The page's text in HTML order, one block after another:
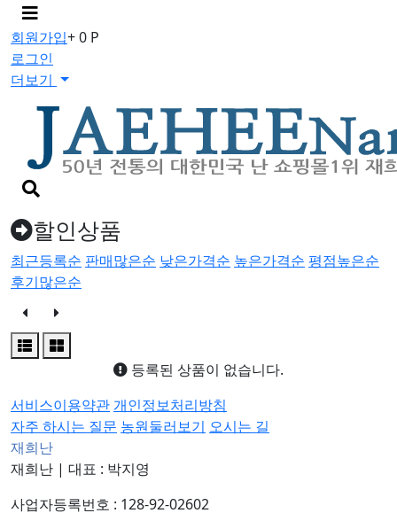
메
뉴
버
튼
회원가입+ 0 P
로그인
더보기
검
색
버
튼할인상품
최근등록순 판매많은순 낮은가격순 높은가격순 평점높은순
후기많은순
등록된 상품이 없습니다.
서비스이용약관 개인정보처리방침
자주 하시는 질문 농원둘러보기 오시는 길
재희난
재희난 | 대표 : 박지영
사업자등록번호 : 128-92-02602